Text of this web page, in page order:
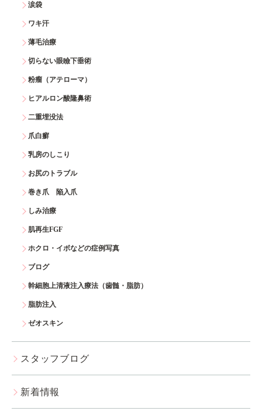
涙袋
ワキ汗
薄毛治療
切らない眼瞼下垂術
粉瘤（アテローマ）
ヒアルロン酸隆鼻術
二重埋没法
爪白癬
乳房のしこり
お尻のトラブル
巻き爪 陥入爪
しみ治療
肌再生FGF
ホクロ・イボなどの症例写真
ブログ
幹細胞上清液注入療法（歯髄・脂肪）
脂肪注入
ゼオスキン
スタッフブログ
新着情報